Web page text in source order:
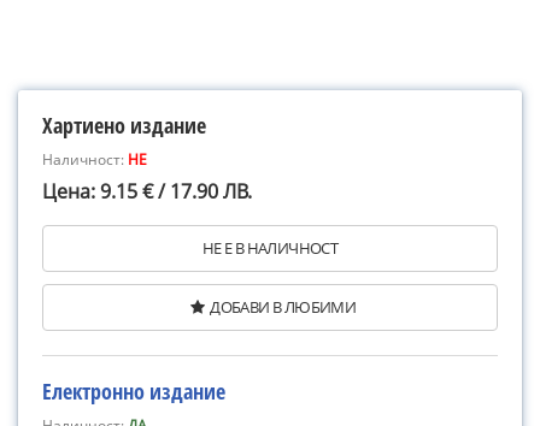
Хартиено издание
Наличност: НЕ
Цена: 9.15 € / 17.90 ЛВ.
НЕ Е В НАЛИЧНОСТ
ДОБАВИ В ЛЮБИМИ
Електронно издание